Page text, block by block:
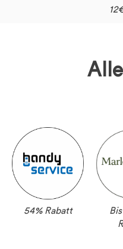
54% Rabatt